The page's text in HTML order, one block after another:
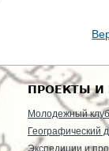
ПРОЕКТЫ И
Молодежный клуб
Географический
Экспедиции и